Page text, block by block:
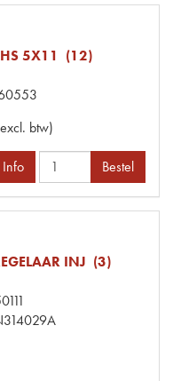
5X11 (12)
btw)
Info Bestel
INJ (3)